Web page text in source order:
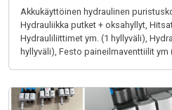
Akkukäyttöinen hydraulinen
Hydrauliikka putket + oksahyllyt,
Hydrauliliittimet ym. (1 hyllyväli),
hyllyväli), Festo paineilmaventtiilit